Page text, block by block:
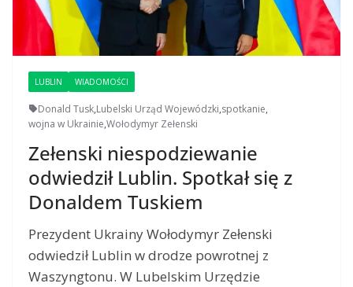
LUBLIN WIADOMOŚCI
Donald Tusk,Lubelski Urząd Wojewódzki,spotkanie,
wojna w Ukrainie,Wołodymyr Zełenski
Zełenski niespodziewanie
odwiedził Lublin. Spotkał się z
Donaldem Tuskiem
Prezydent Ukrainy Wołodymyr Zełenski
odwiedził Lublin w drodze powrotnej z
Waszyngtonu. W Lubelskim Urzędzie